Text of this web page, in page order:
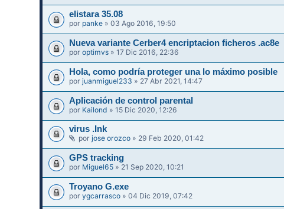
elistara 35.08
por panke » 03 Ago 2016, 19:50
Nueva variante Cerber4 encriptacion ficheros .ac8e
poroptimvs » 17 Dic 2016, 22:36
Hola, como podría proteger una lo máximo posible
porjuanmiguel233 » 27 Abr 2021, 14:47
Aplicación de control parental
por Kailond » 15 Dic 2020, 12:26
virus .Ink
porjose orozco » 29 Feb 2020, 01:42
GPS tracking
por Miguel65 » 21 Sep 2020, 10:21
Troyano G.exe
porygcarrasco » 04 Dic 2019, 07:42